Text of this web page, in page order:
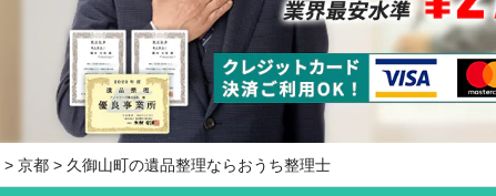
京都 久御山町の遺品整理ならおうち整理士